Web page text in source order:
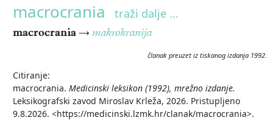
macrocrania traži dalje ...
macrocrania → makrokranija
članak preuzet iz tiskanog izdanja 1992.
Citiranje:
macrocrania. Medicinski leksikon (1992), mrežno izdanje.
Leksikografski zavod Miroslav Krleža, 2026. Pristupljeno
9.8.2026. <https://medicinski.lzmk.hr/clanak/macrocrania>.